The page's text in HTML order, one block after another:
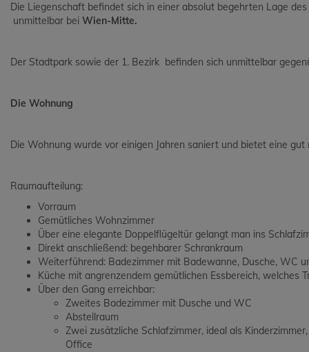
Die Liegenschaft befindet sich in einer absolut begehrten Lage des
unmittelbar bei Wien-Mitte.
Der Stadtpark sowie der 1. Bezirk befinden sich unmittelbar
Die Wohnung
Die Wohnung wurde vor einigen Jahren saniert und bietet eine
Raumaufteilung:
Vorraum
Gemütliches Wohnzimmer
Über eine elegante Doppelflügeltür gelangt man ins
Direkt anschließend: begehbarer Schrankraum
Weiterführend: Badezimmer mit Badewanne, Dusche, WC
Küche mit angrenzendem gemütlichen Essbereich, welches
Über den Gang erreichbar:
Zweites Badezimmer mit Dusche und WC
Abstellraum
Zwei zusätzliche Schlafzimmer, ideal als
Office